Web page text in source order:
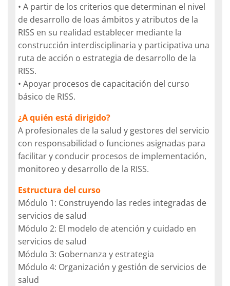
• A partir de los criterios que determinan el nivel
de desarrollo de loas ámbitos y atributos de la
RISS en su realidad establecer mediante la
construcción interdisciplinaria y participativa una
ruta de acción o estrategia de desarrollo de la
RISS.
• Apoyar procesos de capacitación del curso
básico de RISS.
¿A quién está dirigido?
A profesionales de la salud y gestores del servicio
con responsabilidad o funciones asignadas para
facilitar y conducir procesos de implementación,
monitoreo y desarrollo de la RISS.
Estructura del curso
Módulo 1: Construyendo las redes integradas de
servicios de salud
Módulo 2: El modelo de atención y cuidado en
servicios de salud
Módulo 3: Gobernanza y estrategia
Módulo 4: Organización y gestión de servicios de
salud